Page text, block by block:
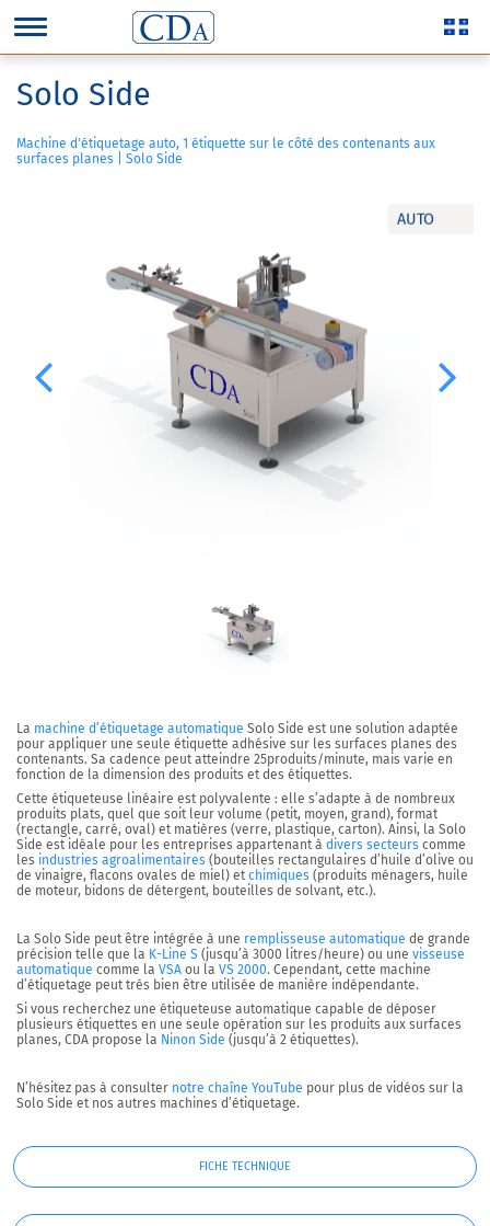
AUTO
Previous Next
Solo Side
Machine d'étiquetage auto, 1 étiquette sur le côté des contenants aux
surfaces planes | Solo Side
La machine d’étiquetage automatique Solo Side est une solution adaptée
pour appliquer une seule étiquette adhésive sur les surfaces planes des
contenants. Sa cadence peut atteindre 25produits/minute, mais varie en
fonction de la dimension des produits et des étiquettes.
Cette étiqueteuse linéaire est polyvalente : elle s’adapte à de nombreux
produits plats, quel que soit leur volume (petit, moyen, grand), format
(rectangle, carré, oval) et matières (verre, plastique, carton). Ainsi, la Solo
Side est idéale pour les entreprises appartenant à divers secteurs comme
les industries agroalimentaires (bouteilles rectangulaires d’huile d’olive ou
de vinaigre, flacons ovales de miel) et chimiques (produits ménagers, huile
de moteur, bidons de détergent, bouteilles de solvant, etc.).
La Solo Side peut être intégrée à une remplisseuse automatique de grande
précision telle que la K-Line S (jusqu’à 3000 litres/heure) ou une visseuse
automatique comme la VSA ou la VS 2000. Cependant, cette machine
d’étiquetage peut très bien être utilisée de manière indépendante.
Si vous recherchez une étiqueteuse automatique capable de déposer
plusieurs étiquettes en une seule opération sur les produits aux surfaces
planes, CDA propose la Ninon Side (jusqu’à 2 étiquettes).
N’hésitez pas à consulter notre chaîne YouTube pour plus de vidéos sur la
Solo Side et nos autres machines d’étiquetage.
FICHE TECHNIQUE